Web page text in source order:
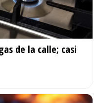
de la calle; casi